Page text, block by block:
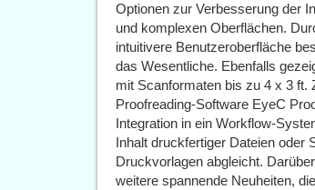
Optionen zur Verbesserung der
und komplexen Oberflächen.
intuitivere Benutzeroberfläche
das Wesentliche. Ebenfalls
mit Scanformaten bis zu 4 x 3
Proofreading-Software EyeC
Integration in ein Workflow-
Inhalt druckfertiger Dateien oder
Druckvorlagen abgleicht.
weitere spannende Neuheiten,